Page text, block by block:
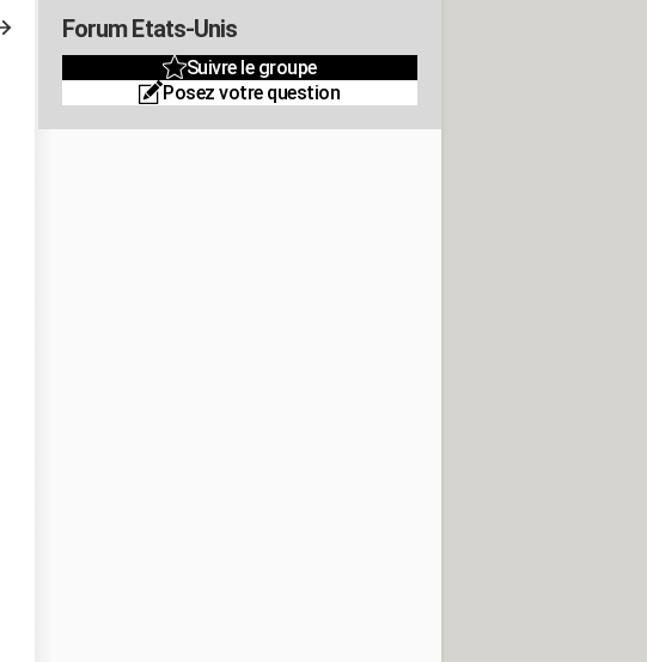
Forum Etats-Unis
Suivre le groupe
Posez votre question